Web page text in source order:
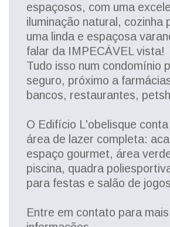
espaçosos, com uma
iluminação natural, cozinha
uma linda e espaçosa
falar da IMPECÁVEL vista!
Tudo isso num condomínio
seguro, próximo a
bancos, restaurantes,
O Edifício L'obelisque
área de lazer completa:
espaço gourmet, área
piscina, quadra
para festas e salão de
Entre em contato para mais